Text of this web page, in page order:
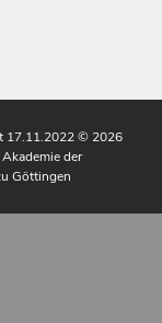
17.11.2022© 2026
der
Göttingen